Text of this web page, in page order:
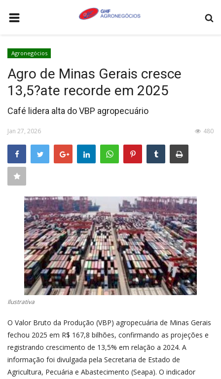
AGRONEGÓCIOS
LEILÕES
FEIRAS E EVENTOS
LOGÍSTICA
COTAÇÕES
COMO ANUNCIAR
COLUNISTA
CONTATO
CONECTE-SE
REGISTO
Agronegócios
Agro de Minas Gerais cresce
13,5?ate recorde em 2025
Café lidera alta do VBP agropecuário
Jan 27, 2026 480
Ilustrativa
O Valor Bruto da Produção (VBP) agropecuária de Minas Gerais
fechou 2025 em R$ 167,8 bilhões, confirmando as projeções e
registrando crescimento de 13,5% em relação a 2024. A
informação foi divulgada pela Secretaria de Estado de
Agricultura, Pecuária e Abastecimento (Seapa). O indicador